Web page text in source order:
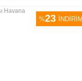
%23 İNDİRİM